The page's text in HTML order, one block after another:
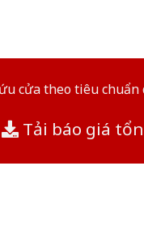
cửa theo tiêu
Tải báo giá